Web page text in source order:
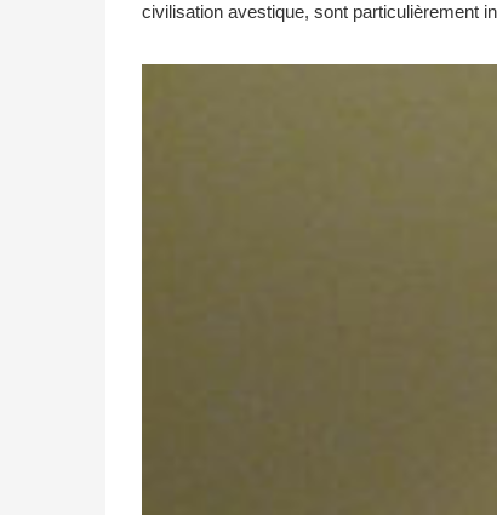
civilisation avestique, sont particulièrement